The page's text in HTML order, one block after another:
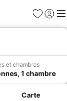
Favoris
Se
et chambres
1 chambre
Carte